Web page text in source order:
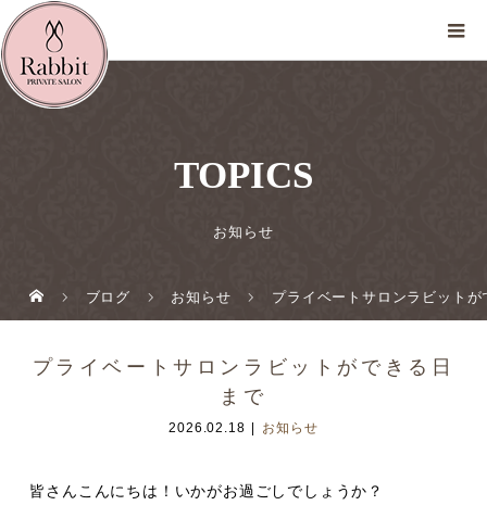
TOPICS
お知らせ
ブログ お知らせ プライベートサロンラビットが
プライベートサロンラビットができる日
まで
2026.02.18 お知らせ
皆さんこんにちは！いかがお過ごしでしょうか？